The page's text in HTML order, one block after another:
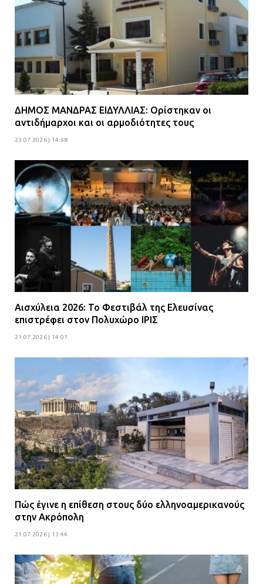
ΔΗΜΟΣ ΜΑΝΔΡΑΣ ΕΙΔΥΛΛΙΑΣ: Ορίστηκαν οι
αντιδήμαρχοι και οι αρμοδιότητες τους
23.07.2026 | 14:58
Αισχύλεια 2026: Το Φεστιβάλ της Ελευσίνας
επιστρέφει στον Πολυχώρο ΙΡΙΣ
21.07.2026 | 14:01
Πώς έγινε η επίθεση στους δύο ελληνοαμερικανούς
στην Ακρόπολη
21.07.2026 | 13:44